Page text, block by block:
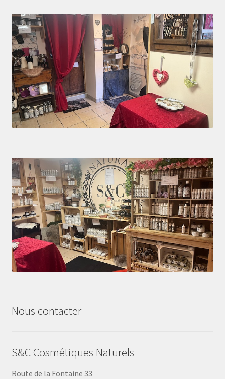
Nous contacter
S&C Cosmétiques Naturels
Route de la Fontaine 33